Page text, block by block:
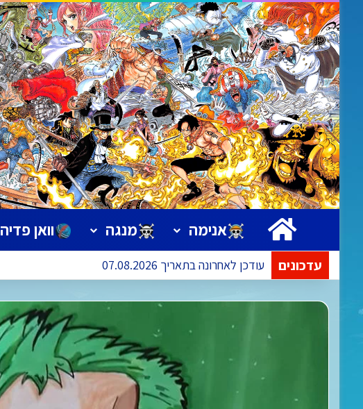
ראשי אנימה מנגה וואן פדיה
עדכונים מנגה: צ'אפטרים 65-67 – בהדבקת טקסט. צ'אפטר 68 – בעריכה לשונית. צ'אפטרים 69-175 – בתרגום ומחיקה.